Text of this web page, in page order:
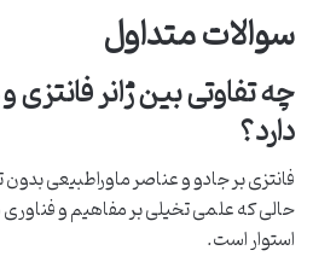
سوالات متداول
چه تفاوتی بین ژانر
دارد؟
فانتزی بر جادو و عناصر ماوراطبیعی بدون
حالی که علمی تخیلی بر مفاهیم و
استوار است.